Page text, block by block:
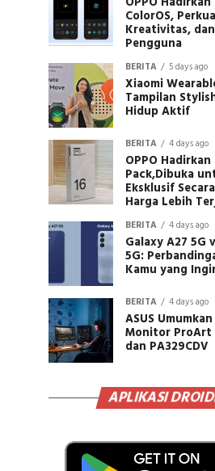
ColorOS,
Kreativitas,
Pengguna
BERITA 5 days ago
Xiaomi
Tampilan
Hidup Aktif
BERITA 4 days ago
OPPO Hadirkan
Pack,Dibuka
Eksklusif
Harga Lebih
BERITA 4 days ago
Galaxy A27 5G
5G:
Kamu yang
BERITA 4 days ago
ASUS
Monitor ProArt
dan PA329CDV
APLIKASI